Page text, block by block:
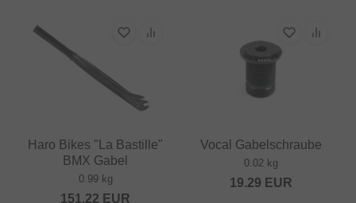
Haro Bikes "La Bastille"
BMX Gabel
0.99 kg
151.22 EUR
Vocal Gabelschraube
0.02 kg
19.29 EUR